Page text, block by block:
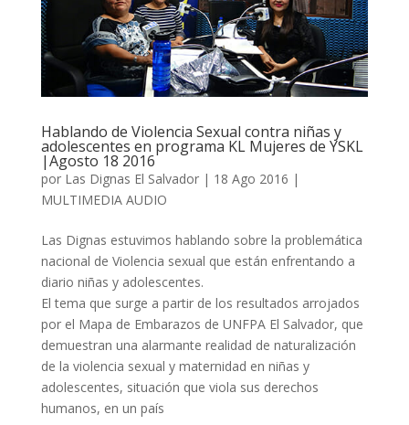
Hablando de Violencia Sexual contra niñas y
adolescentes en programa KL Mujeres de YSKL
|Agosto 18 2016
por Las Dignas El Salvador| 18 Ago 2016 |
MULTIMEDIA AUDIO
Las Dignas estuvimos hablando sobre la problemática
nacional de Violencia sexual que están enfrentando a
diario niñas y adolescentes.
El tema que surge a partir de los resultados arrojados
por el Mapa de Embarazos de UNFPA El Salvador, que
demuestran una alarmante realidad de naturalización
de la violencia sexual y maternidad en niñas y
adolescentes, situación que viola sus derechos
humanos, en un país